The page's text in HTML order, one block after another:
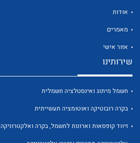
אודות
מאמרים
אזור אישי
שירותינו
חשמל מיתוג ואינסטלציה חשמלית
בקרה רובוטיקה ואוטומציה תעשייתית
זיווד קופסאות וארונות לחשמל, בקרה ואלקטרוניקה